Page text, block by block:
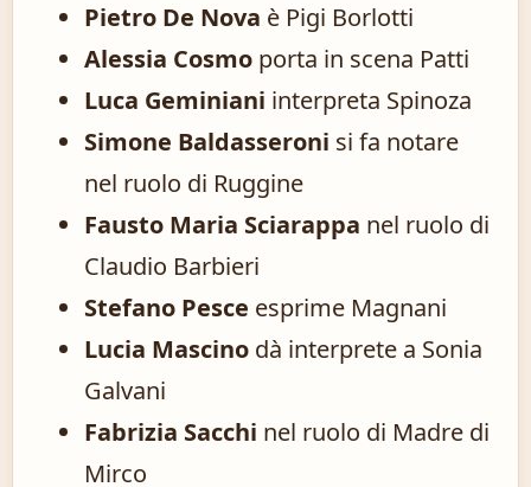
Pietro De Nova è Pigi Borlotti
Alessia Cosmo porta in scena Patti
Luca Geminiani interpreta Spinoza
Simone Baldasseroni si fa notare
nel ruolo di Ruggine
Fausto Maria Sciarappa nel ruolo di
Claudio Barbieri
Stefano Pesce esprime Magnani
Lucia Mascino dà interprete a Sonia
Galvani
Fabrizia Sacchi nel ruolo di Madre di
Mirco